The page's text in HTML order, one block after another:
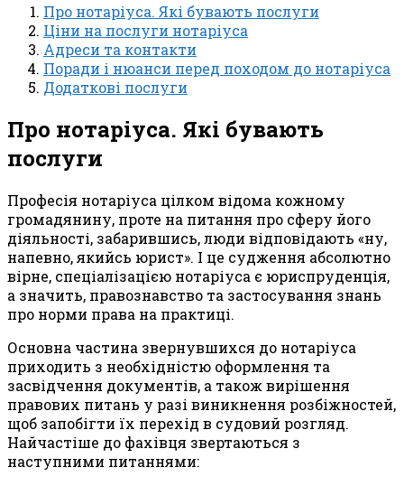
Про нотаріуса. Які бувають послуги
Ціни на послуги нотаріуса
Адреси та контакти
Поради і нюанси перед походом до нотаріуса
Додаткові послуги
Про нотаріуса. Які бувають
послуги
Професія нотаріуса цілком відома кожному
громадянину, проте на питання про сферу його
діяльності, забарившись, люди відповідають «ну,
напевно, якийсь юрист». І це судження абсолютно
вірне, спеціалізацією нотаріуса є юриспруденція,
а значить, правознавство та застосування знань
про норми права на практиці.
Основна частина звернувшихся до нотаріуса
приходить з необхідністю оформлення та
засвідчення документів, а також вирішення
правових питань у разі виникнення розбіжностей,
щоб запобігти їх перехід в судовий розгляд.
Найчастіше до фахівця звертаються з
наступними питаннями: